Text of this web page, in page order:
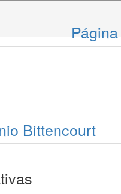
Bittencourt